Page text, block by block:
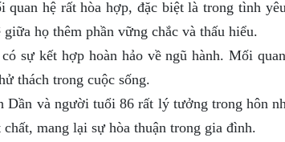
hệ rất hòa hợp, đặc biệt là trong tình
họ thêm phần vững chắc và thấu hiểu.
sự kết hợp hoàn hảo về ngũ hành. Mối
thách trong cuộc sống.
Dần và người tuổi 86 rất lý tưởng trong hôn
mang lại sự hòa thuận trong gia đình.